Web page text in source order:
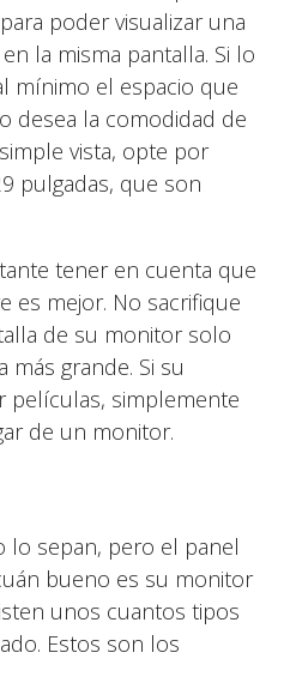
poder visualizar una
la misma pantalla. Si lo
mínimo el espacio que
desea la comodidad de
vista, opte por
pulgadas, que son
tener en cuenta que
es mejor. No sacrifique
de su monitor solo
más grande. Si su
películas, simplemente
de un monitor.
lo sepan, pero el panel
bueno es su monitor
unos cuantos tipos
Estos son los